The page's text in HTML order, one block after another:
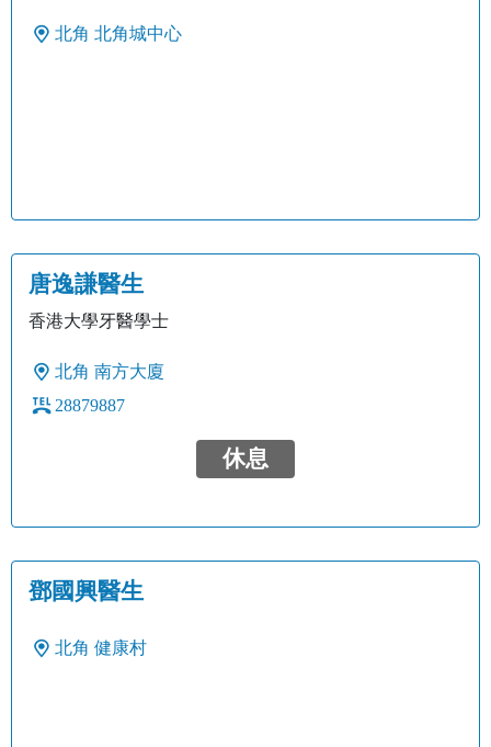
北角 北角城中心
唐逸謙醫生
香港大學牙醫學士
北角 南方大廈
28879887
休息
鄧國興醫生
北角 健康村